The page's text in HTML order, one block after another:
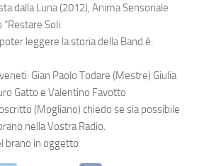
dalla Luna (2012), Anima Sensoriale
Soli.
leggere la storia della Band è:
Gian Paolo Todare (Mestre) Giulia
Gatto e Valentino Favotto
(Mogliano) chiedo se sia possibile
nella Vostra Radio.
brano in oggetto